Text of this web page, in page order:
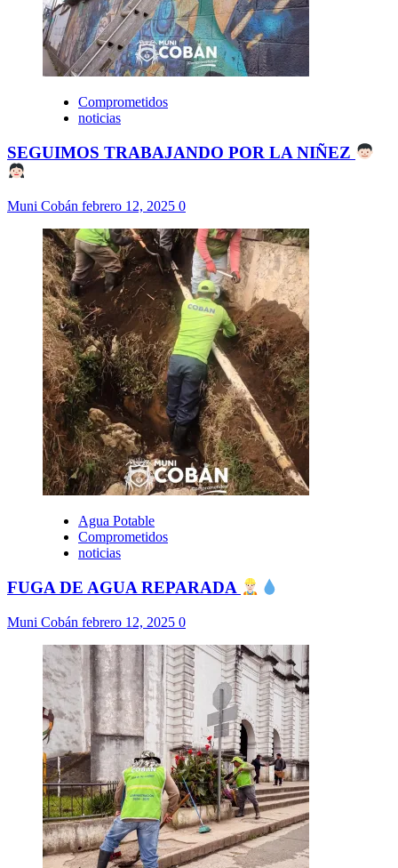
Comprometidos
noticias
SEGUIMOS TRABAJANDO POR LA NIÑEZ
Muni Cobán febrero 12, 2025 0
Agua Potable
Comprometidos
noticias
FUGA DE AGUA REPARADA
Muni Cobán febrero 12, 2025 0